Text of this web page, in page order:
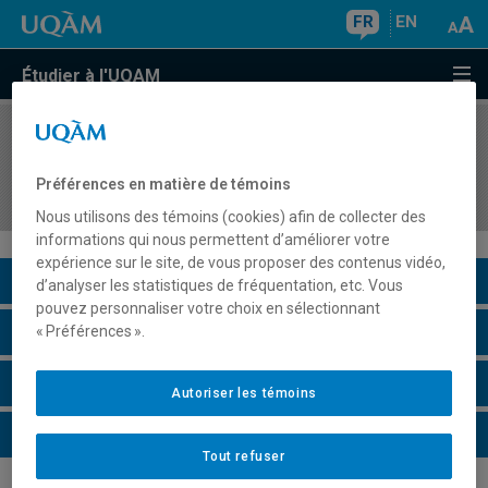
FR EN
Étudier à l'UQAM
COURS//
(Gestion des services municipaux)
Description du cours
Horaire - Été 2026
Horaire - Automne 2026
Horaire - Hiver 2027
Préférences en matière de témoins
Nous utilisons des témoins (cookies) afin de collecter des
informations qui nous permettent d’améliorer votre
expérience sur le site, de vous proposer des contenus vidéo,
d’analyser les statistiques de fréquentation, etc. Vous
pouvez personnaliser votre choix en sélectionnant
« Préférences ».
Tout refuser
Autoriser les témoins